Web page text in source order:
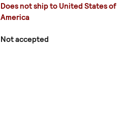
Does not ship to United States of
America
Not accepted